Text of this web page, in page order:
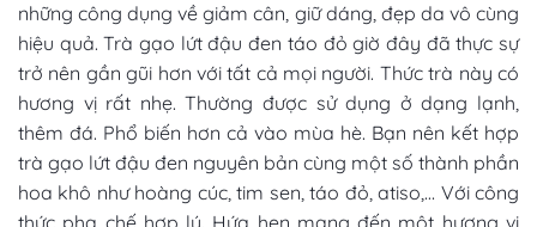
những công dụng về giảm cân, giữ dáng, đẹp da vô cùng
hiệu quả. Trà gạo lứt đậu đen táo đỏ giờ đây đã thực sự
trở nên gần gũi hơn với tất cả mọi người. Thức trà này có
hương vị rất nhẹ. Thường được sử dụng ở dạng lạnh,
thêm đá. Phổ biến hơn cả vào mùa hè. Bạn nên kết hợp
trà gạo lứt đậu đen nguyên bản cùng một số thành phần
hoa khô như hoàng cúc, tim sen, táo đỏ, atiso,… Với công